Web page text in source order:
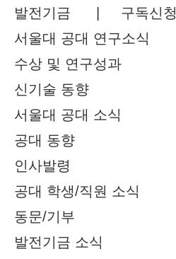
발전기금 | 구독신청
서울대 공대 연구소식
수상 및 연구성과
신기술 동향
서울대 공대 소식
공대 동향
인사발령
공대 학생/직원 소식
동문/기부
발전기금 소식